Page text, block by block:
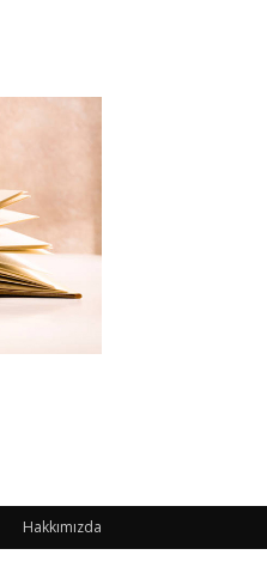
Hakkımızda